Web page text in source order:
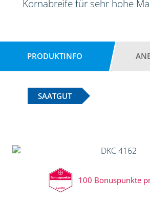
Kornabreife für sehr hohe
PRODUKTINFO
SAATGUT
100 Bonuspunkte